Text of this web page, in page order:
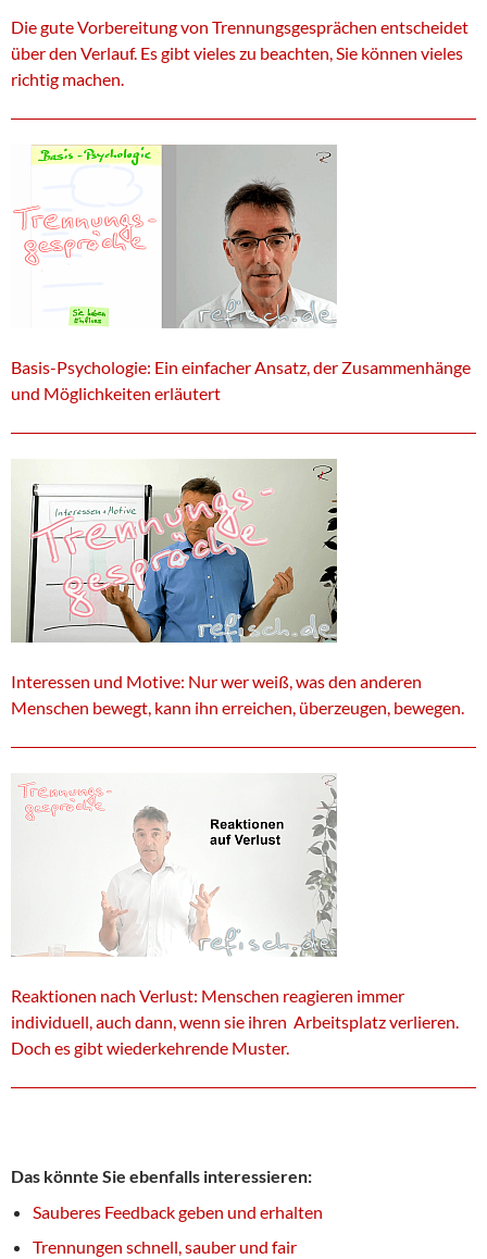
Die gute Vorbereitung von Trennungsgesprächen entscheidet
über den Verlauf. Es gibt vieles zu beachten, Sie können vieles
richtig machen.
Basis-Psychologie: Ein einfacher Ansatz, der Zusammenhänge
und Möglichkeiten erläutert
Interessen und Motive: Nur wer weiß, was den anderen
Menschen bewegt, kann ihn erreichen, überzeugen, bewegen.
Reaktionen nach Verlust: Menschen reagieren immer
individuell, auch dann, wenn sie ihren Arbeitsplatz verlieren.
Doch es gibt wiederkehrende Muster.
Das könnte Sie ebenfalls interessieren:
Sauberes Feedback geben und erhalten
Trennungen schnell, sauber und fair